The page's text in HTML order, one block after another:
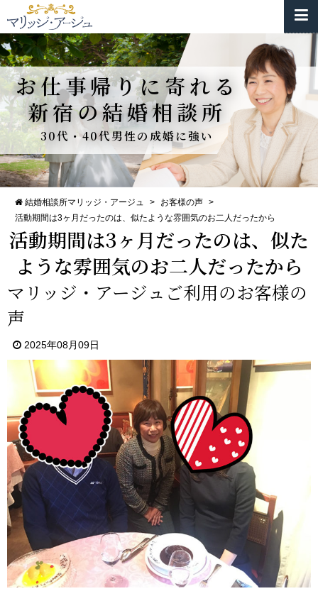
お仕事帰りに寄れる
新宿の結婚相談所
30代・40代男性の成婚に強い
結婚相談所マリッジ・アージュ > お客様の声
>
活動期間は3ヶ月だったのは、似たような雰囲気のお二人だったから
活動期間は3ヶ月だったのは、似た
ような雰囲気のお二人だったから
マリッジ・アージュご利用のお客様の
声
2025年08月09日